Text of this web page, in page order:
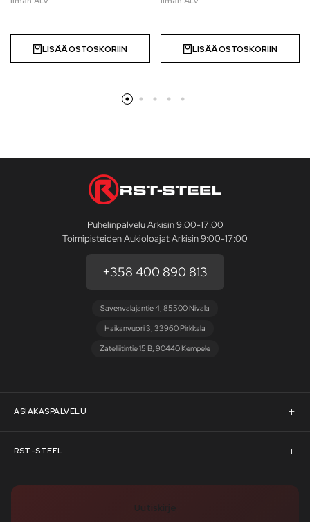
LISÄÄ OSTOSKORIIN LISÄÄ OSTOSKORIIN
Puhelinpalvelu Arkisin 9:00-17:00
Toimipisteiden Aukioloajat Arkisin 9:00-17:00
+358 400 890 813
Savenvalajantie 4, 85500 Nivala
Haikanvuori 3, 33960 Pirkkala
Zatelliitintie 15 B, 90440 Kempele
ASIAKASPALVELU
Asiakaspalvelu
Pyydä tarjous
RST-STEEL
RST-Steelin tarina
Uutiskirje